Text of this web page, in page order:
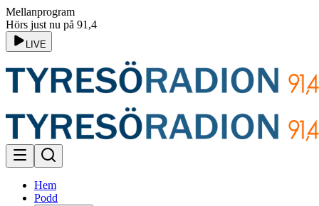
Mellanprogram
Hörs just nu på 91,4
LIVE
Hem
Podd